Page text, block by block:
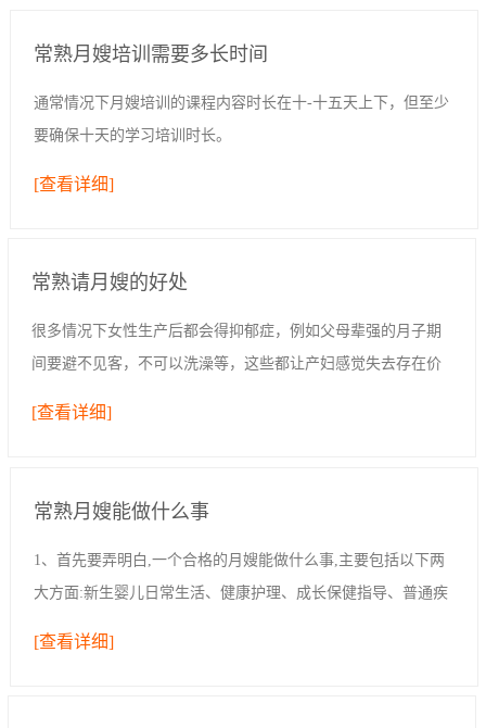
常熟月嫂培训需要多长时间
通常情况下月嫂培训的课程内容时长在十-十五天上下，但至少
要确保十天的学习培训时长。
[查看详细]
常熟请月嫂的好处
很多情况下女性生产后都会得抑郁症，例如父母辈强的月子期
间要避不见客，不可以洗澡等，这些都让产妇感觉失去存在价
[查看详细]
常熟月嫂能做什么事
1、首先要弄明白,一个合格的月嫂能做什么事,主要包括以下两
大方面:新生婴儿日常生活、健康护理、成长保健指导、普通疾
[查看详细]